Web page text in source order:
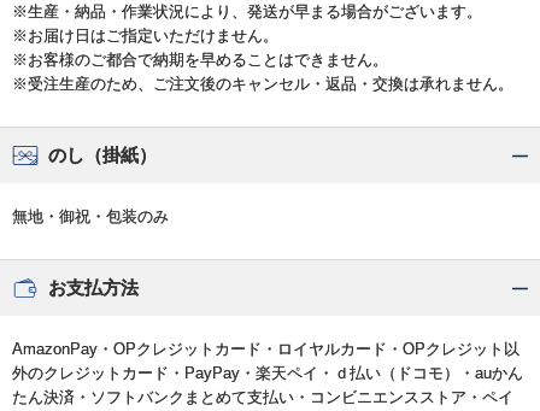
※生産・納品・作業状況により、発送が早まる場合がございます。
※お届け日はご指定いただけません。
※お客様のご都合で納期を早めることはできません。
※受注生産のため、ご注文後のキャンセル・返品・交換は承れません。
のし（掛紙）
無地・御祝・包装のみ
お支払方法
AmazonPay・OPクレジットカード・ロイヤルカード・OPクレジット以
外のクレジットカード・PayPay・楽天ペイ・ｄ払い（ドコモ）・auかん
たん決済・ソフトバンクまとめて支払い・コンビニエンスストア・ペイ